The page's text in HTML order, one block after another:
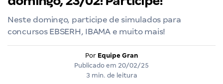
Neste domingo, participe de simulados para
concursos EBSERH, IBAMA e muito mais!
Por Equipe Gran
Publicado em 20/02/25
3 min. de leitura